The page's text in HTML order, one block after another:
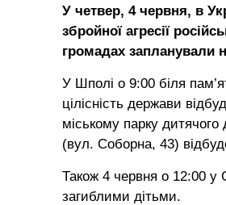
У четвер, 4 червня, в
збройної агресії
громадах запланували
У Шполі о 9:00 біля
цілісність держави
міському парку дитячого
(вул. Соборна, 43)
Також 4 червня о 12:00 у
загиблими дітьми.